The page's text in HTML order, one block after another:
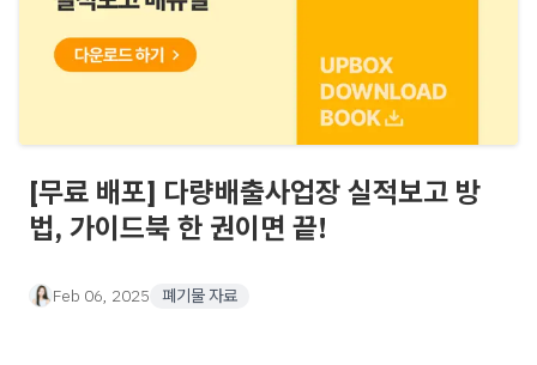
[무료 배포] 다량배출사업장 실적보고 방
법, 가이드북 한 권이면 끝!
Feb 06, 2025 폐기물 자료